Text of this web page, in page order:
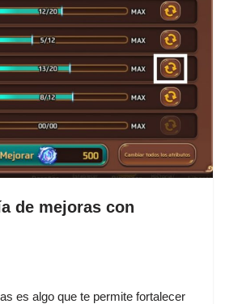
de mejoras con
es algo que te permite fortalecer